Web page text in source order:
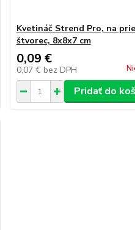
Kvetináč Strend Pro, na
štvorec, 8x8x7 cm
0,09 €
0,07 € bez DPH
Pridať do